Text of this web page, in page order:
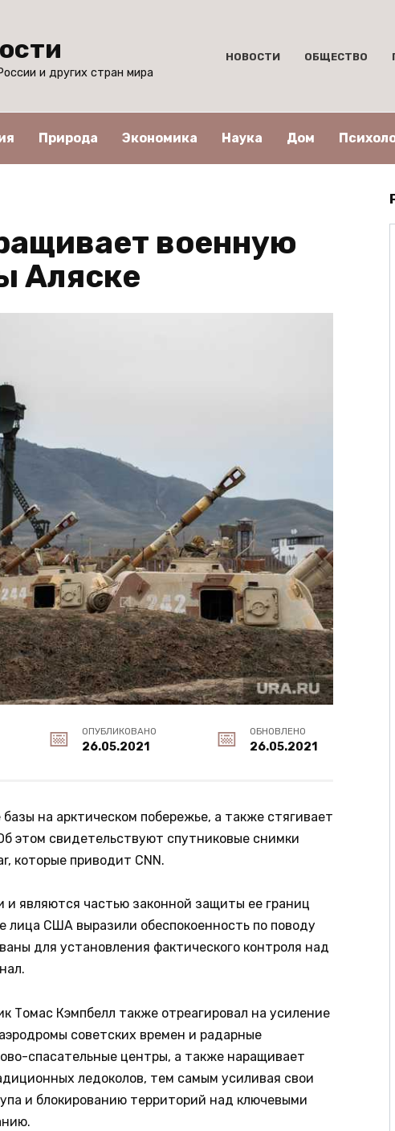
и других стран мира
НОВОСТИ ОБЩЕСТВО
Природа Экономика Наука Дом
военную
Аляске
ОПУБЛИКОВАНО
26.05.2021
ОБНОВЛЕНО
26.05.2021
на арктическом побережье, а также стягивает
этом свидетельствуют спутниковые снимки
которые приводит CNN.
являются частью законной защиты ее границ
лица США выразили обеспокоенность по поводу
для установления фактического контроля над
Томас Кэмпбелл также отреагировал на усиление
советских времен и радарные
спасательные центры, а также наращивает
ледоколов, тем самым усиливая свои
и блокированию территорий над ключевыми